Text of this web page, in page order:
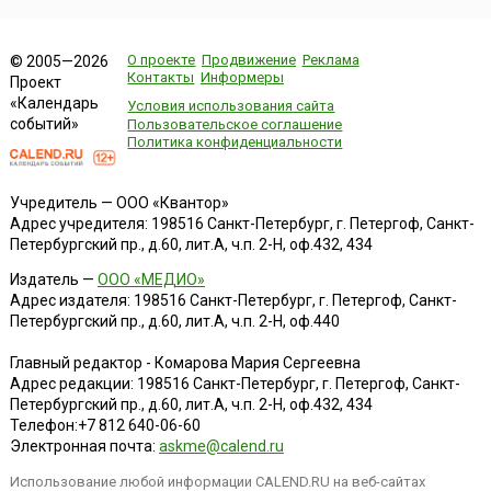
© 2005—2026
Проект
«Календарь
событий»
О проекте Продвижение Реклама
Контакты Информеры
Условия использования сайта
Пользовательское соглашение
Политика конфиденциальности
Учредитель — ООО «Квантор»
Адрес учредителя: 198516 Санкт-Петербург, г. Петергоф, Санкт-
Петербургский пр., д.60, лит.А, ч.п. 2-Н, оф.432, 434
Издатель — ООО «МЕДИО»
Адрес издателя: 198516 Санкт-Петербург, г. Петергоф, Санкт-
Петербургский пр., д.60, лит.А, ч.п. 2-Н, оф.440
Главный редактор - Комарова Мария Сергеевна
Адрес редакции: 198516 Санкт-Петербург, г. Петергоф, Санкт-
Петербургский пр., д.60, лит.А, ч.п. 2-Н, оф.432, 434
Телефон:+7 812 640-06-60
Электронная почта: askme@calend.ru
Использование любой информации CALEND.RU на веб-сайтах